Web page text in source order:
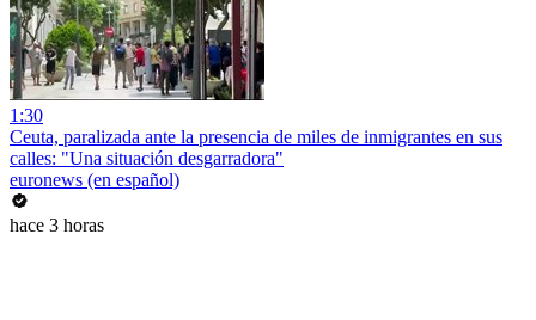
1:30
Ceuta, paralizada ante la presencia de miles de inmigrantes en sus
calles: "Una situación desgarradora"
euronews (en español)
hace 3 horas